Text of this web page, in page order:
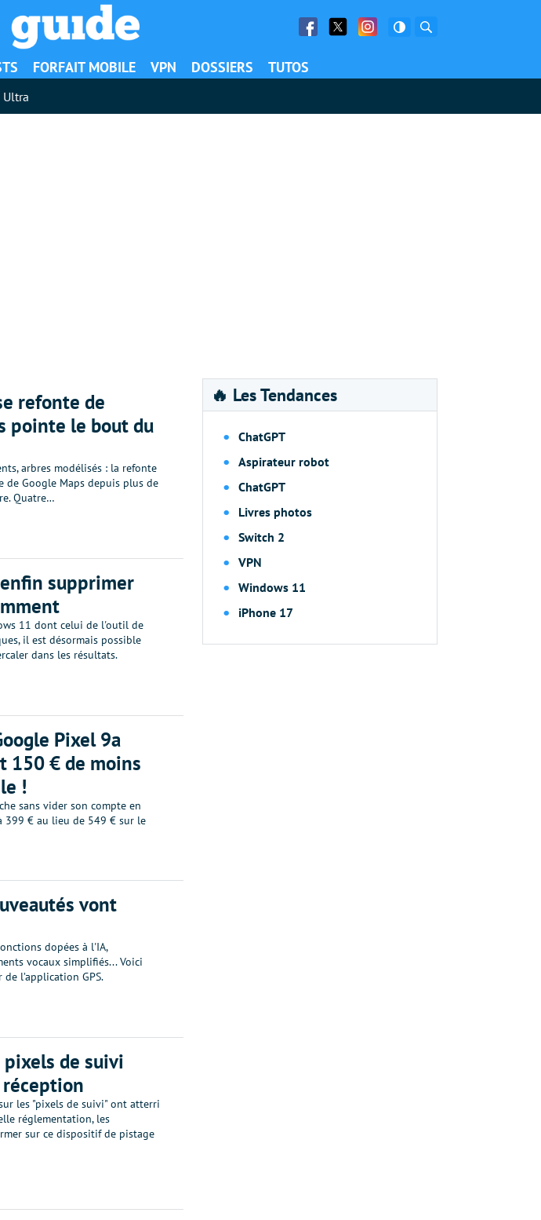
Facebook
Twitter Facebook
FORFAIT MOBILE VPN DOSSIERS TUTOS
Ultra
refonte de
pointe le bout du
arbres modélisés : la refonte
de Google Maps depuis plus de
Quatre…
supprimer
11 dont celui de l'outil de
il est désormais possible
dans les résultats.
Pixel 9a
150 € de moins
!
sans vider son compte en
399 € au lieu de 549 € sur le
vont
dopées à l'IA,
vocaux simplifiés... Voici
l’application GPS.
pixels de suivi
les "pixels de suivi" ont atterri
réglementation, les
sur ce dispositif de pistage
🔥 Les Tendances
ChatGPT
Aspirateur robot
ChatGPT
Livres photos
Switch 2
VPN
Windows 11
iPhone 17